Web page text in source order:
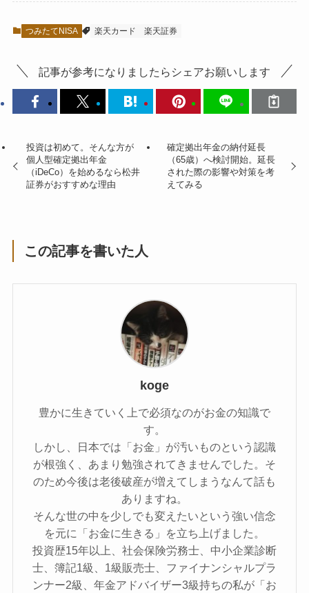
つみたてNISA 楽天カード 楽天証券
記事が参考になりましたらシェアお願いします
投資は初めて。そんな方が
個人型確定拠出年金
（iDeCo）を始めるなら松井
証券がおすすめな理由
確定拠出年金の納付延長
（65歳）へ検討開始。延長
された際の影響や対策を考
えてみる
この記事を書いた人
koge
豊かに生きていく上で必須なのがお金の知識で
す。
しかし、日本では「お金」が汚いものという認識
が根強く、あまり勉強されてきませんでした。そ
のため今後は老後破産が増えてしまうなんて話も
ありますね。
そんな世の中を少しでも変えたいという強い信念
を元に「お金に生きる」を立ち上げました。
投資歴15年以上、社会保険労務士、中小企業診断
士、簿記1級、1級販売士、ファイナンシャルプラ
ンナー2級、年金アドバイザー3級持ちの私が「お